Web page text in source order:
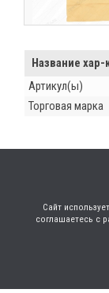
Название хар-
Артикул(ы)
Торговая марка
Сайт
соглашаетесь с